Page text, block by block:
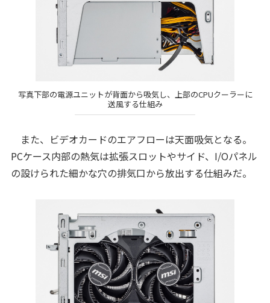
写真下部の電源ユニットが背面から吸気し、上部のCPUクーラーに
送風する仕組み
また、ビデオカードのエアフローは天面吸気となる。
PCケース内部の熱気は拡張スロットやサイド、I/Oパネル
の設けられた細かな穴の排気口から放出する仕組みだ。